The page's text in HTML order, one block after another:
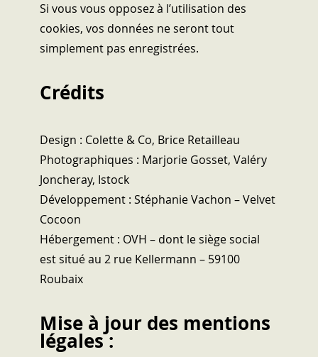
Si vous vous opposez à l’utilisation des
cookies, vos données ne seront tout
simplement pas enregistrées.
Crédits
Design : Colette & Co, Brice Retailleau
Photographiques : Marjorie Gosset, Valéry
Joncheray, Istock
Développement : Stéphanie Vachon – Velvet
Cocoon
Hébergement : OVH – dont le siège social
est situé au 2 rue Kellermann – 59100
Roubaix
Mise à jour des mentions
légales :